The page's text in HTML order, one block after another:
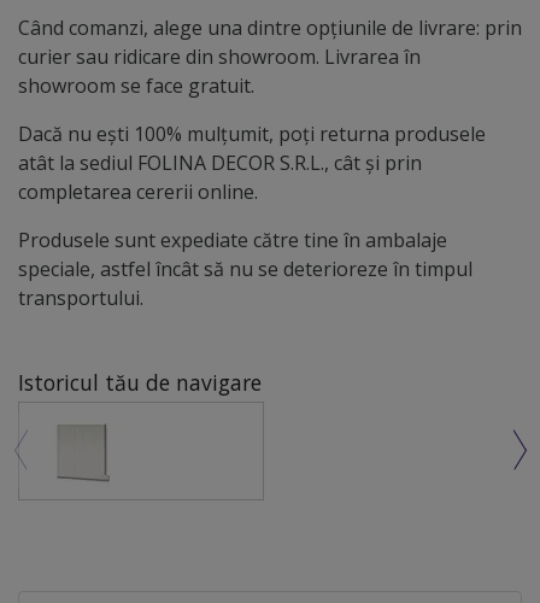
Când comanzi, alege una dintre opțiunile de livrare: prin
curier sau ridicare din showroom. Livrarea în
showroom se face gratuit.
Dacă nu ești 100% mulțumit, poți returna produsele
atât la sediul FOLINA DECOR S.R.L., cât și prin
completarea cererii online.
Produsele sunt expediate către tine în ambalaje
speciale, astfel încât să nu se deterioreze în timpul
transportului.
Istoricul tău de navigare